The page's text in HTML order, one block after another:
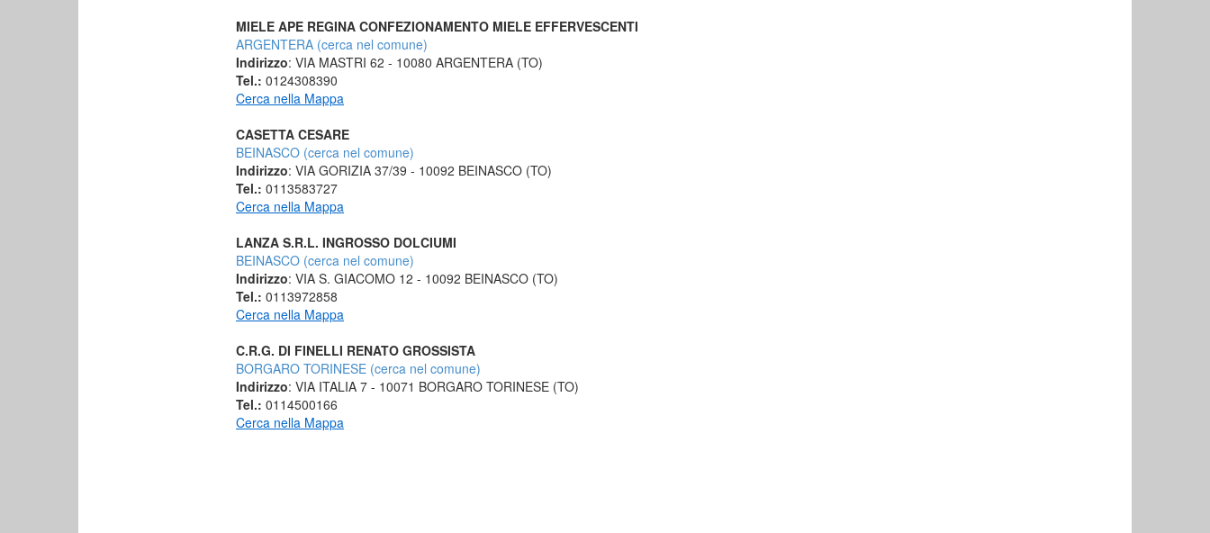
MIELE APE REGINA CONFEZIONAMENTO MIELE EFFERVESCENTI
ARGENTERA (cerca nel comune)
Indirizzo: VIA MASTRI 62 - 10080 ARGENTERA (TO)
Tel.: 0124308390
Cerca nella Mappa
CASETTA CESARE
BEINASCO (cerca nel comune)
Indirizzo: VIA GORIZIA 37/39 - 10092 BEINASCO (TO)
Tel.: 0113583727
Cerca nella Mappa
LANZA S.R.L. INGROSSO DOLCIUMI
BEINASCO (cerca nel comune)
Indirizzo: VIA S. GIACOMO 12 - 10092 BEINASCO (TO)
Tel.: 0113972858
Cerca nella Mappa
C.R.G. DI FINELLI RENATO GROSSISTA
BORGARO TORINESE (cerca nel comune)
Indirizzo: VIA ITALIA 7 - 10071 BORGARO TORINESE (TO)
Tel.: 0114500166
Cerca nella Mappa